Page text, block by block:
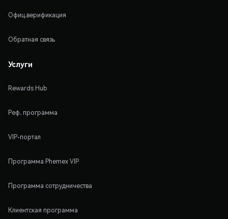
Офиц.верификация
Обратная связь
Услуги
Rewards Hub
Реф. программа
VIP-портал
Программа Phemex VIP
Программа сотрудничества
Клиентская программа